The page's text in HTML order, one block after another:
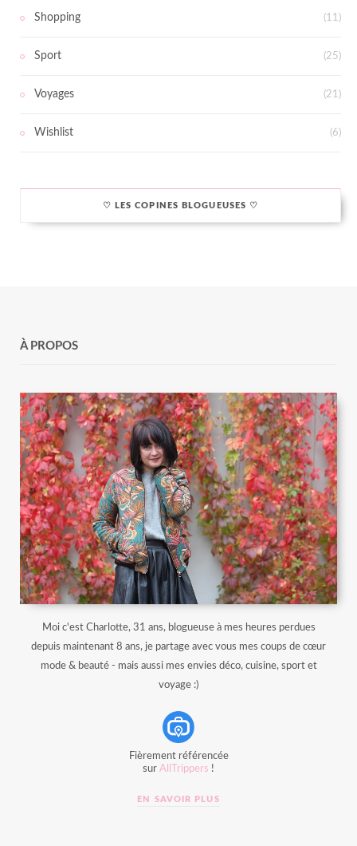
Shopping (11)
Sport (25)
Voyages (21)
Wishlist (6)
♡ LES COPINES BLOGUEUSES ♡
À PROPOS
Moi c'est Charlotte, 31 ans, blogueuse à mes heures perdues
depuis maintenant 8 ans, je partage avec vous mes coups de cœur
mode & beauté - mais aussi mes envies déco, cuisine, sport et
voyage :)
Fièrement référencée
sur AllTrippers !
EN SAVOIR PLUS